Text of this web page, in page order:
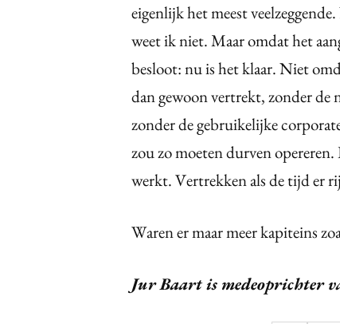
eigenlijk het meest
weet ik niet. Maar omdat het
besloot: nu is het klaar. Niet
dan gewoon vertrekt, zonder de
zonder de gebruikelijke
zou zo moeten durven
werkt. Vertrekken als de tijd er
Waren er maar meer kapiteins
Jur Baart is medeoprichter